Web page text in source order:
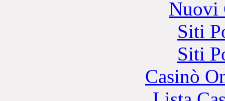
Nuovi
Siti
Siti
Casinò